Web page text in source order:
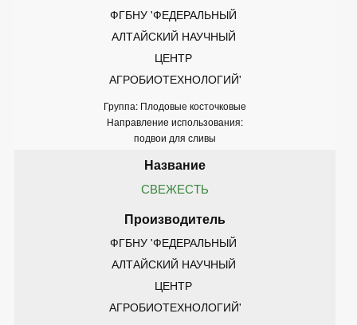
ФГБНУ 'ФЕДЕРАЛЬНЫЙ
АЛТАЙСКИЙ НАУЧНЫЙ
ЦЕНТР
АГРОБИОТЕХНОЛОГИЙ'
Группа: Плодовые косточковые
Направление использования:
подвои для сливы
СВЕЖЕСТЬ
ФГБНУ 'ФЕДЕРАЛЬНЫЙ
АЛТАЙСКИЙ НАУЧНЫЙ
ЦЕНТР
АГРОБИОТЕХНОЛОГИЙ'